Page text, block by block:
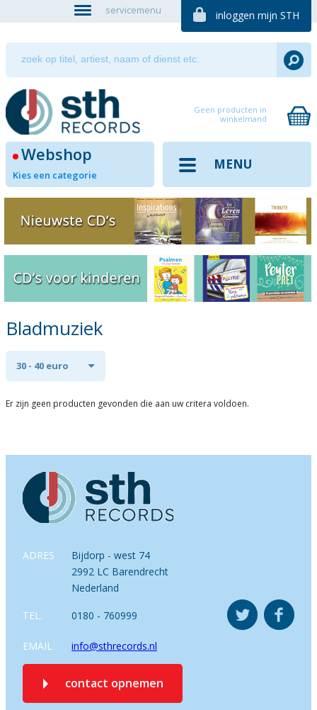
servicemenu inloggen mijn STH
Geen producten in
winkelmand
Webshop
Kies een categorie
MENU
Bladmuziek
30 - 40 euro
Er zijn geen producten gevonden die aan uw critera voldoen.
ADRES
Bijdorp - west 74
2992 LC Barendrecht
Nederland
TEL. 0180 - 760999
EMAIL info@sthrecords.nl
contact opnemen